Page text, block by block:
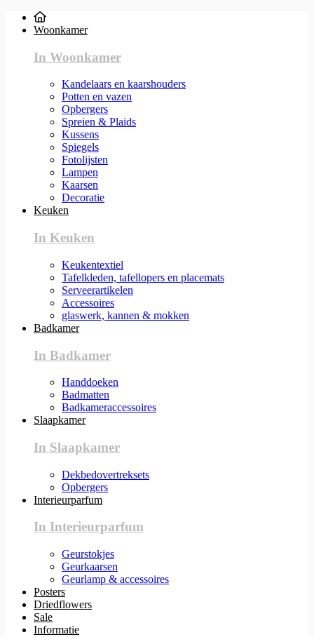
Woonkamer
In Woonkamer
Kandelaars en kaarshouders
Potten en vazen
Opbergers
Spreien & Plaids
Kussens
Spiegels
Fotolijsten
Lampen
Kaarsen
Decoratie
Keuken
In Keuken
Keukentextiel
Tafelkleden, tafellopers en placemats
Serveerartikelen
Accessoires
glaswerk, kannen & mokken
Badkamer
In Badkamer
Handdoeken
Badmatten
Badkameraccessoires
Slaapkamer
In Slaapkamer
Dekbedovertreksets
Opbergers
Interieurparfum
In Interieurparfum
Geurstokjes
Geurkaarsen
Geurlamp & accessoires
Posters
Driedflowers
Sale
Informatie